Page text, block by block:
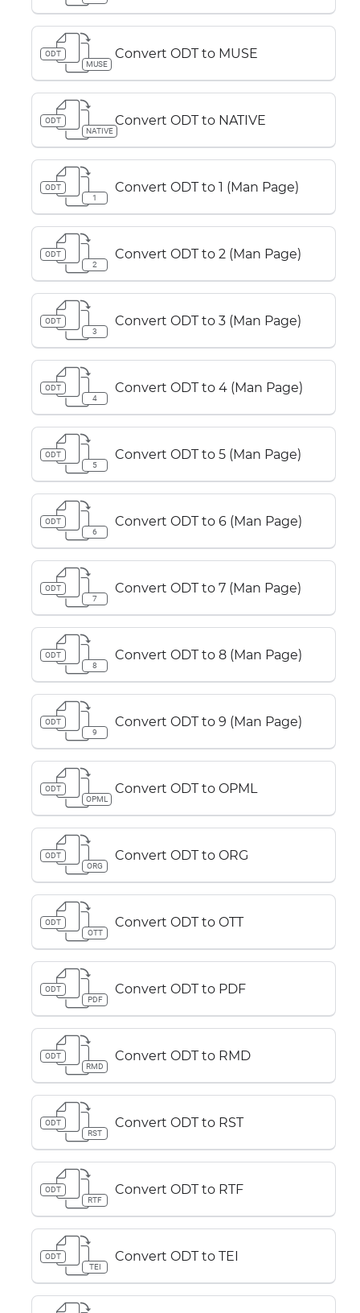
ODT
MUSE
Convert ODT to MUSE
ODT
NATIVE
Convert ODT to NATIVE
ODT
1
Convert ODT to 1 (Man Page)
ODT
2
Convert ODT to 2 (Man Page)
ODT
3
Convert ODT to 3 (Man Page)
ODT
4
Convert ODT to 4 (Man Page)
ODT
5
Convert ODT to 5 (Man Page)
ODT
6
Convert ODT to 6 (Man Page)
ODT
7
Convert ODT to 7 (Man Page)
ODT
8
Convert ODT to 8 (Man Page)
ODT
9
Convert ODT to 9 (Man Page)
ODT
OPML
Convert ODT to OPML
ODT
ORG
Convert ODT to ORG
ODT
OTT
Convert ODT to OTT
ODT
PDF
Convert ODT to PDF
ODT
RMD
Convert ODT to RMD
ODT
RST
Convert ODT to RST
ODT
RTF
Convert ODT to RTF
ODT
TEI
Convert ODT to TEI